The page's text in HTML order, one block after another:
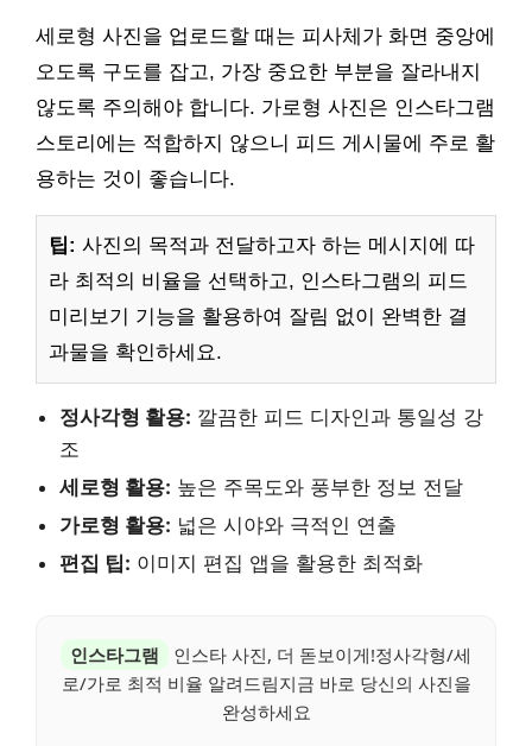
세로형 사진을 업로드할 때는 피사체가 화면 중앙에
오도록 구도를 잡고, 가장 중요한 부분을 잘라내지
않도록 주의해야 합니다. 가로형 사진은 인스타그램
스토리에는 적합하지 않으니 피드 게시물에 주로 활
용하는 것이 좋습니다.
팁: 사진의 목적과 전달하고자 하는 메시지에 따
라 최적의 비율을 선택하고, 인스타그램의 피드
미리보기 기능을 활용하여 잘림 없이 완벽한 결
과물을 확인하세요.
정사각형 활용: 깔끔한 피드 디자인과 통일성 강
조
세로형 활용: 높은 주목도와 풍부한 정보 전달
가로형 활용: 넓은 시야와 극적인 연출
편집 팁: 이미지 편집 앱을 활용한 최적화
인스타그램
인스타 사진, 더 돋보이게!정사각형/세
로/가로 최적 비율 알려드림지금 바로 당신의 사진을
완성하세요